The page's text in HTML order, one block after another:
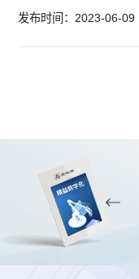
发布时间：2023-06-09